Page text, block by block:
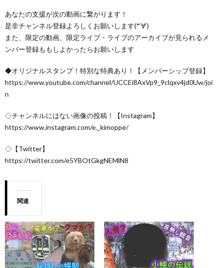
あなたの支援が次の動画に繋がります！
是非チャンネル登録よろしくお願いします(*‘∀‘)
また、限定の動画、限定ライブ・ライブのアーカイブが見られるメ
ンバー登録ももしよかったらお願いします
◆オリジナルスタンプ！特別な特典あり！【メンバーシップ登録】
https://www.youtube.com/channel/UCCEi8AxVp9_9clqxv4jd0Uw/joi
n
◇チャンネルにはない画像の投稿！【Instagram】
https://www.instagram.com/e._kimoppe/
◇【Twitter】
https://twitter.com/e5YBOtGkgNEMlN8
関連